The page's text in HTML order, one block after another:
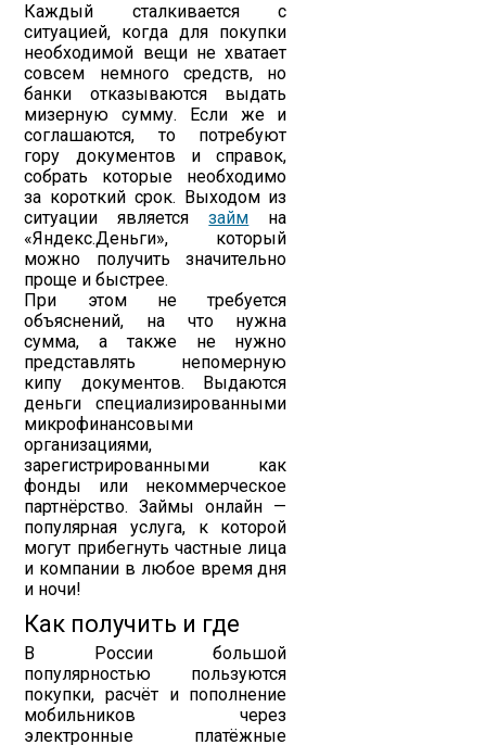
Каждый сталкивается с
ситуацией, когда для покупки
необходимой вещи не хватает
совсем немного средств, но
банки отказываются выдать
мизерную сумму. Если же и
соглашаются, то потребуют
гору документов и справок,
собрать которые необходимо
за короткий срок. Выходом из
ситуации являетсязайм на
«Яндекс.Деньги», который
можно получить значительно
проще и быстрее.
При этом не требуется
объяснений, на что нужна
сумма, а также не нужно
представлять непомерную
кипу документов. Выдаются
деньги специализированными
микрофинансовыми
организациями,
зарегистрированными как
фонды или некоммерческое
партнёрство. Займы онлайн —
популярная услуга, к которой
могут прибегнуть частные лица
и компании в любое время дня
и ночи!
Как получить и где
В России большой
популярностью пользуются
покупки, расчёт и пополнение
мобильников через
электронные платёжные